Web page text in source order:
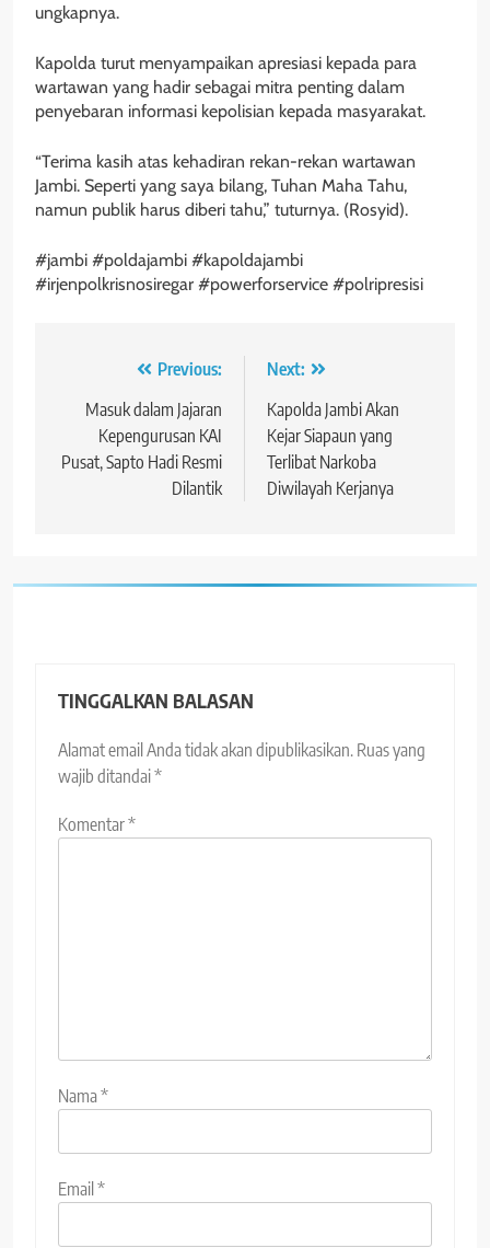
ungkapnya.
Kapolda turut menyampaikan apresiasi kepada para
wartawan yang hadir sebagai mitra penting dalam
penyebaran informasi kepolisian kepada masyarakat.
“Terima kasih atas kehadiran rekan-rekan wartawan
Jambi. Seperti yang saya bilang, Tuhan Maha Tahu,
namun publik harus diberi tahu,” tuturnya. (Rosyid).
#jambi #poldajambi #kapoldajambi
#irjenpolkrisnosiregar #powerforservice #polripresisi
Navigasi
pos
Previous:
Masuk dalam Jajaran
Kepengurusan KAI
Pusat, Sapto Hadi Resmi
Dilantik
Next:
Kapolda Jambi Akan
Kejar Siapaun yang
Terlibat Narkoba
Diwilayah Kerjanya
TINGGALKAN BALASAN
Alamat email Anda tidak akan dipublikasikan. Ruas yang
wajib ditandai*
Komentar*
Nama*
Email*